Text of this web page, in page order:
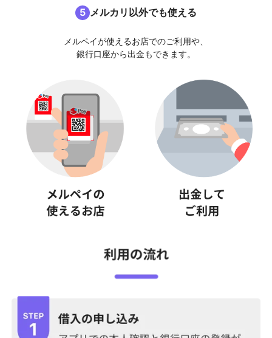
5 メルカリ以外でも使える
メルペイが使えるお店でのご利用や、
銀行口座から出金もできます。